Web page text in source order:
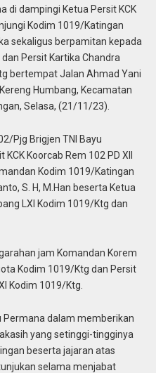
di dampingi Ketua Persit KCK
Kodim 1019/Katingan
sekaligus berpamitan kepada
Persit Kartika Chandra
bertempat Jalan Ahmad Yani
Humbang, Kecamatan
Selasa, (21/11/23).
Pjg Brigjen TNI Bayu
Koorcab Rem 102 PD XII
Kodim 1019/Katingan
S. H, M.Han beserta Ketua
LXI Kodim 1019/Ktg dan
jam Komandan Korem
Kodim 1019/Ktg dan Persit
Kodim 1019/Ktg.
Permana dalam memberikan
yang setinggi-tingginya
beserta jajaran atas
selama menjabat